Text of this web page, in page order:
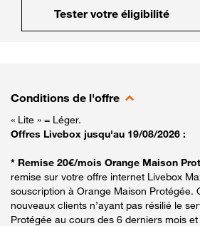
Tester votre éligibilité
Conditions de l'offre
« Lite » = Léger.
Offres Livebox jusqu'au 19/08/2026 :
* Remise 20€/mois Orange Maison
remise sur votre offre internet Livebox
souscription à Orange Maison Protégée.
nouveaux clients n’ayant pas résilié le
Protégée au cours des 6 derniers mois